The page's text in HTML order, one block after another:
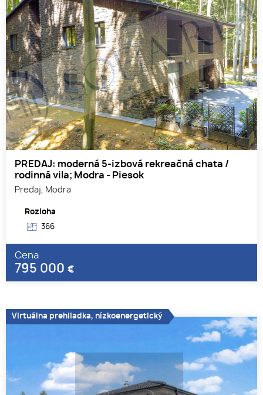
PREDAJ: moderná 5-izbová rekreačná chata /
rodinná vila; Modra - Piesok
Predaj, Modra
Rozloha
366
Cena
795 000 €
Virtuálna prehliadka, nízkoenergetický